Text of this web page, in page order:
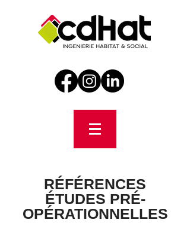
RÉFÉRENCES
ÉTUDES PRÉ-
OPÉRATIONNELLES